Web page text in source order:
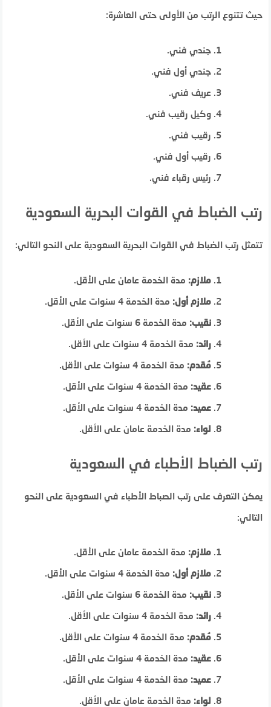
حيث تتنوع الرتب من الأولى حتى العاشرة:
جندي فني.
جندي أول فني.
عريف فني.
وكيل رقيب فني.
رقيب فني.
رقيب أول فني.
رئيس رقباء فني.
رتب الضباط في القوات البحرية السعودية
تتمثل رتب الضباط في القوات البحرية السعودية على النحو التالي:
ملازم: مدة الخدمة عامان على الأقل.
ملازم أول: مدة الخدمة 4 سنوات على الأقل.
نقيب: مدة الخدمة 6 سنوات على الأقل.
رائد: مدة الخدمة 4 سنوات على الأقل.
مُقدم: مدة الخدمة 4 سنوات على الأقل.
عقيد: مدة الخدمة 4 سنوات على الأقل.
عميد: مدة الخدمة 4 سنوات على الأقل.
لواء: مدة الخدمة عامان على الأقل.
رتب الضباط الأطباء في السعودية
يمكن التعرف على رتب الصباط الأطباء في السعودية على النحو
التالي:
ملازم: مدة الخدمة عامان على الأقل.
ملازم أول: مدة الخدمة 4 سنوات على الأقل.
نقيب: مدة الخدمة 6 سنوات على الأقل.
رائد: مدة الخدمة 4 سنوات على الأقل.
مُقدم: مدة الخدمة 4 سنوات على الأقل.
عقيد: مدة الخدمة 4 سنوات على الأقل.
عميد: مدة الخدمة 4 سنوات على الأقل.
لواء: مدة الخدمة عامان على الأقل.